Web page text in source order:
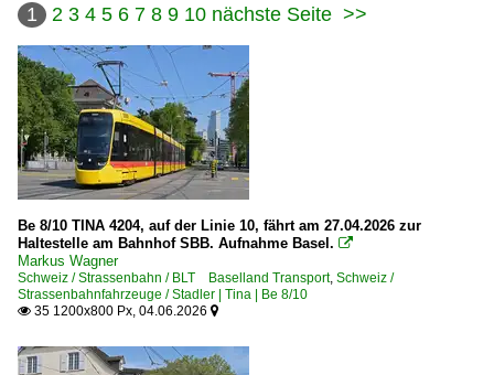
1 2 3 4 5 6 7 8 9 10 nächste Seite >>
Be 8/10 TINA 4204, auf der Linie 10, fährt am 27.04.2026 zur
Haltestelle am Bahnhof SBB. Aufnahme Basel. 
Markus Wagner
Schweiz / Strassenbahn / BLT Baselland Transport, Schweiz /
Strassenbahnfahrzeuge / Stadler | Tina | Be 8/10
 35 1200x800 Px, 04.06.2026 